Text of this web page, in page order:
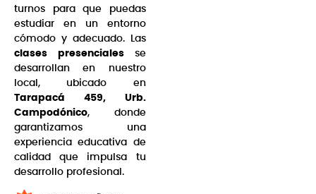
turnos para que puedas
estudiar en un entorno
cómodo y adecuado. Las
clases presenciales se
desarrollan en nuestro
local, ubicado en
Tarapacá 459, Urb.
Campodónico, donde
garantizamos una
experiencia educativa de
calidad que impulsa tu
desarrollo profesional.